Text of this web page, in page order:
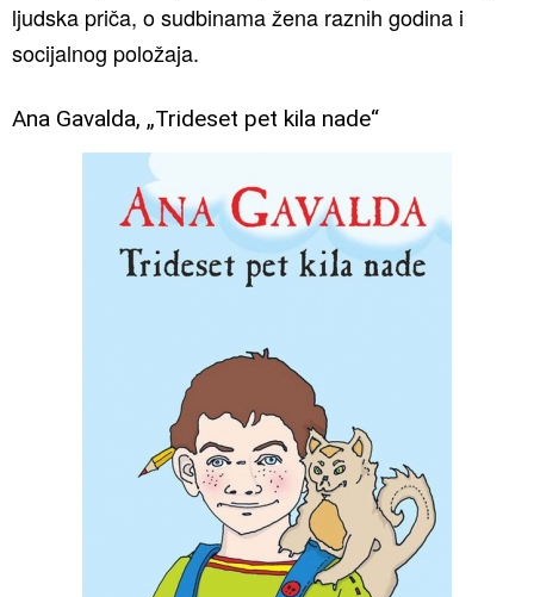
ljudska priča, o sudbinama žena raznih godina i
socijalnog položaja.
Ana Gavalda, „Trideset pet kila nade“